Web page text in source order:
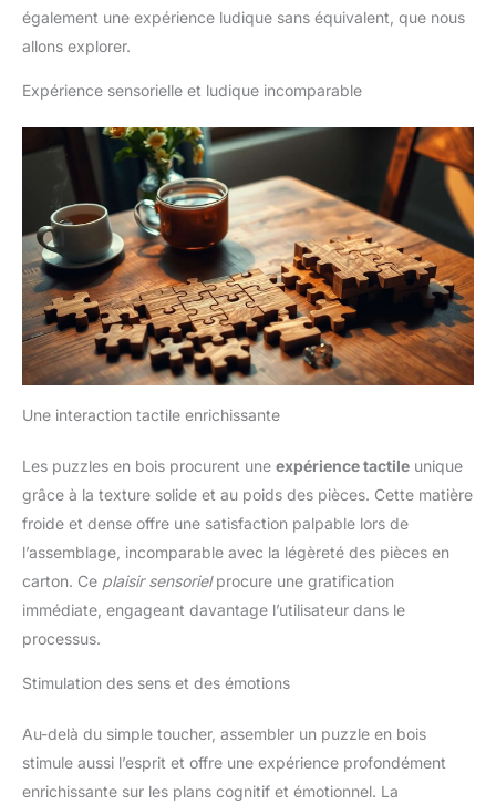
également une expérience ludique sans équivalent, que nous
allons explorer.
Expérience sensorielle et ludique incomparable
Une interaction tactile enrichissante
Les puzzles en bois procurent une expérience tactile unique
grâce à la texture solide et au poids des pièces. Cette matière
froide et dense offre une satisfaction palpable lors de
l’assemblage, incomparable avec la légèreté des pièces en
carton. Ce plaisir sensorielprocure une gratification
immédiate, engageant davantage l’utilisateur dans le
processus.
Stimulation des sens et des émotions
Au-delà du simple toucher, assembler un puzzle en bois
stimule aussi l’esprit et offre une expérience profondément
enrichissante sur les plans cognitif et émotionnel. La